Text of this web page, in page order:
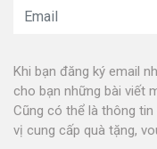
Khi bạn đăng ký email
cho bạn những bài viết
Cũng có thể là thông
vị cung cấp quà tặng,